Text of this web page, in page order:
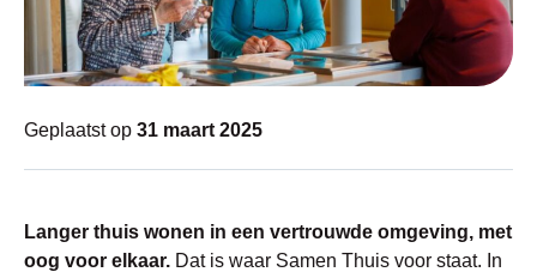
Geplaatst op 31 maart 2025
Langer thuis wonen in een vertrouwde omgeving, met
oog voor elkaar. Dat is waar Samen Thuis voor staat. In